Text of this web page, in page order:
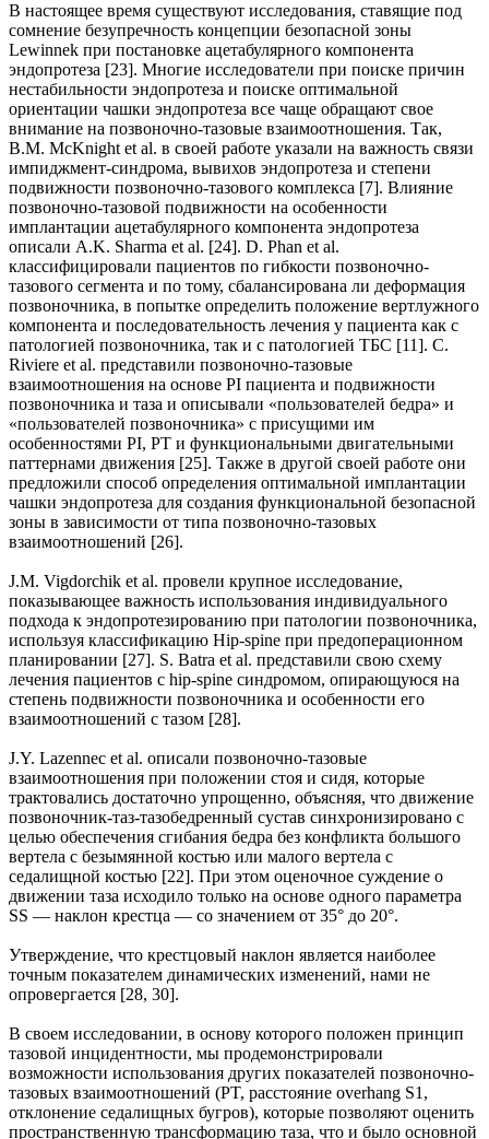
В настоящее время существуют исследования, ставящие под
сомнение безупречность концепции безопасной зоны
Lewinnek при постановке ацетабулярного компонента
эндопротеза [23]. Многие исследователи при поиске причин
нестабильности эндопротеза и поиске оптимальной
ориентации чашки эндопротеза все чаще обращают свое
внимание на позвоночно-тазовые взаимоотношения. Так,
B.M. McKnight et al. в своей работе указали на важность связи
импиджмент-синдрома, вывихов эндопротеза и степени
подвижности позвоночно-тазового комплекса [7]. Влияние
позвоночно-тазовой подвижности на особенности
имплантации ацетабулярного компонента эндопротеза
описали A.K. Sharma et al. [24]. D. Phan et al.
классифицировали пациентов по гибкости позвоночно-
тазового сегмента и по тому, сбалансирована ли деформация
позвоночника, в попытке определить положение вертлужного
компонента и последовательность лечения у пациента как с
патологией позвоночника, так и с патологией ТБС [11]. C.
Riviere et al. представили позвоночно-тазовые
взаимоотношения на основе PI пациента и подвижности
позвоночника и таза и описывали «пользователей бедра» и
«пользователей позвоночника» с присущими им
особенностями PI, PT и функциональными двигательными
паттернами движения [25]. Также в другой своей работе они
предложили способ определения оптимальной имплантации
чашки эндопротеза для создания функциональной безопасной
зоны в зависимости от типа позвоночно-тазовых
взаимоотношений [26].
J.M. Vigdorchik et al. провели крупное исследование,
показывающее важность использования индивидуального
подхода к эндопротезированию при патологии позвоночника,
используя классификацию Hip-spine при предоперационном
планировании [27]. S. Batra et al. представили свою схему
лечения пациентов с hip-spine синдромом, опирающуюся на
степень подвижности позвоночника и особенности его
взаимоотношений с тазом [28].
J.Y. Lazennec et al. описали позвоночно-тазовые
взаимоотношения при положении стоя и сидя, которые
трактовались достаточно упрощенно, объясняя, что движение
позвоночник-таз-тазобедренный сустав синхронизировано с
целью обеспечения сгибания бедра без конфликта большого
вертела с безымянной костью или малого вертела с
седалищной костью [22]. При этом оценочное суждение о
движении таза исходило только на основе одного параметра
SS — наклон крестца — со значением от 35° до 20°.
Утверждение, что крестцовый наклон является наиболее
точным показателем динамических изменений, нами не
опровергается [28, 30].
В своем исследовании, в основу которого положен принцип
тазовой инцидентности, мы продемонстрировали
возможности использования других показателей позвоночно-
тазовых взаимоотношений (PT, расстояние overhang S1,
отклонение седалищных бугров), которые позволяют оценить
пространственную трансформацию таза, что и было основной